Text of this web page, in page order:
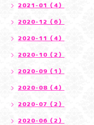
2021-01（4）
2020-12（6）
2020-11（4）
2020-10（2）
2020-09（1）
2020-08（4）
2020-07（2）
2020-06（2）